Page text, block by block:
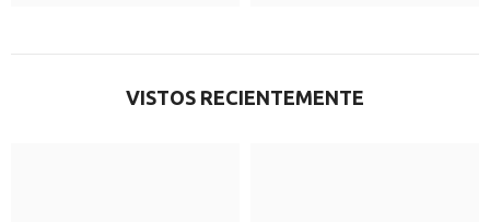
VISTOS RECIENTEMENTE